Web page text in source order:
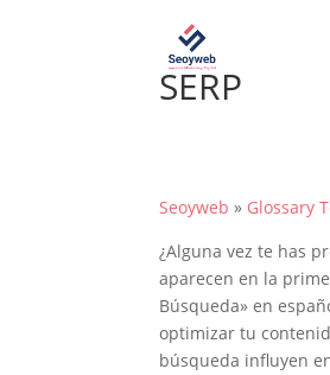
SERP
Seoyweb » Glossary
¿Alguna vez te has
aparecen en la
Búsqueda» en
optimizar tu
búsqueda influyen